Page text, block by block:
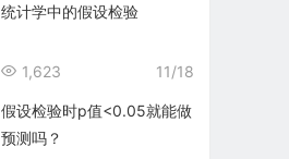
统计学中的假设检验
11/18
1,623
假设检验时p值<0.05就能做
预测吗？